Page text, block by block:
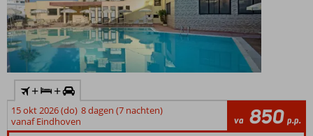
+ +
15 okt 2026 (do) 8 dagen (7 nachten)
vanaf Eindhoven
va 850 p.p.